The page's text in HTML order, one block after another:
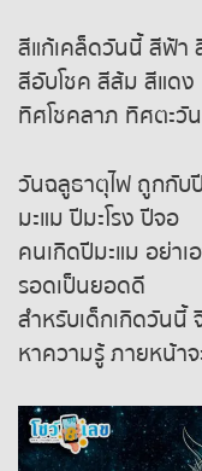
หวยหุ้นฮั่งเส็ง เช้า
หวยหุ้นฮั่งเส็ง บ่าย
หวยหุ้นจีน เช้า
หวยหุ้นจีน บ่าย
หวยหุ้นไต้หวัน
หวยหุ้นสิงคโปร์
หวยหุ้นอิยิป
สีแก้เคล็ดวันนี้ สีฟ้า
สีอับโชค สีส้ม สีแดง
ทิศโชคลาภ ทิศตะวั
วันฉลูธาตุไฟ ถูกกับ
มะแม ปีมะโรง ปีจอ
คนเกิดปีมะแม อย่า
รอดเป็นยอดดี
สำหรับเด็กเกิดวันนี้
หาความรู้ ภายหน้า